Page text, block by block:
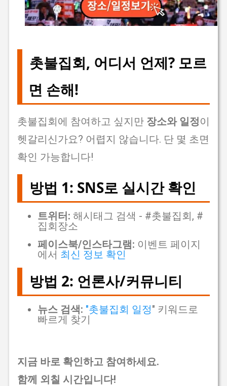
촛불집회, 어디서 언제? 모르
면 손해!
촛불집회에 참여하고 싶지만 장소와 일정이
헷갈리신가요? 어렵지 않습니다. 단 몇 초면
확인 가능합니다!
방법 1: SNS로 실시간 확인
트위터: 해시태그 검색 - #촛불집회, #
집회장소
페이스북/인스타그램: 이벤트 페이지
에서 최신 정보 확인
방법 2: 언론사/커뮤니티
뉴스 검색: "촛불집회 일정" 키워드로
빠르게 찾기
지금 바로 확인하고 참여하세요.
함께 외칠 시간입니다!